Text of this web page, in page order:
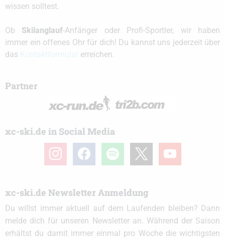
wissen solltest.
Ob Skilanglauf-Anfänger oder Profi-Sportler, wir haben
immer ein offenes Ohr für dich! Du kannst uns jederzeit über
das
erreichen.
Partner
xc-ski.de in Social Media
instagramfacebook spotify youtube
xc-ski.de Newsletter Anmeldung
Du willst immer aktuell auf dem Laufenden bleiben? Dann
melde dich für unseren Newsletter an. Während der Saison
erhältst du damit immer einmal pro Woche die wichtigsten